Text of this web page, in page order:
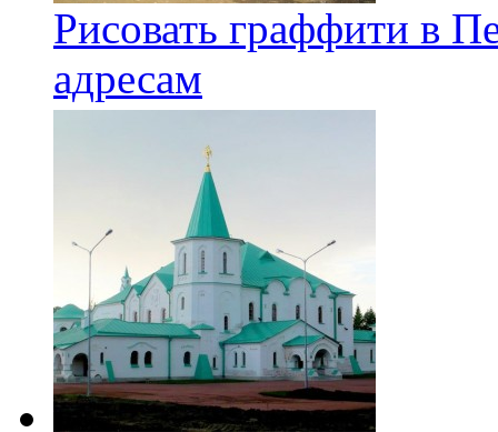
Рисовать граффити в
адресам